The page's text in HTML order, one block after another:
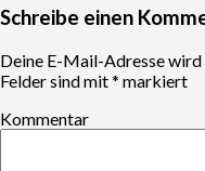
Schreibe einen
Deine E-Mail-Adresse
Felder sind mit* markiert
Kommentar